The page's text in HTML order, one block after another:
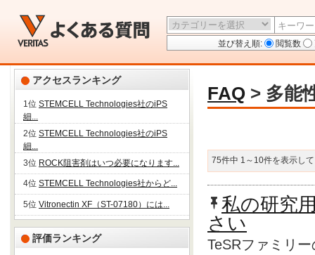
並び替え順: 閲覧数
アクセスランキング
1位 STEMCELL Technologies社のiPS
細...
2位 STEMCELL Technologies社のiPS
細...
3位 ROCK阻害剤はいつ必要になります...
4位 STEMCELL Technologies社からど...
5位 Vitronectin XF（ST-07180）には...
評価ランキング
FAQ > 多能
75件中 1～10件を表示し
私の研究
さい
TeSRファミリ